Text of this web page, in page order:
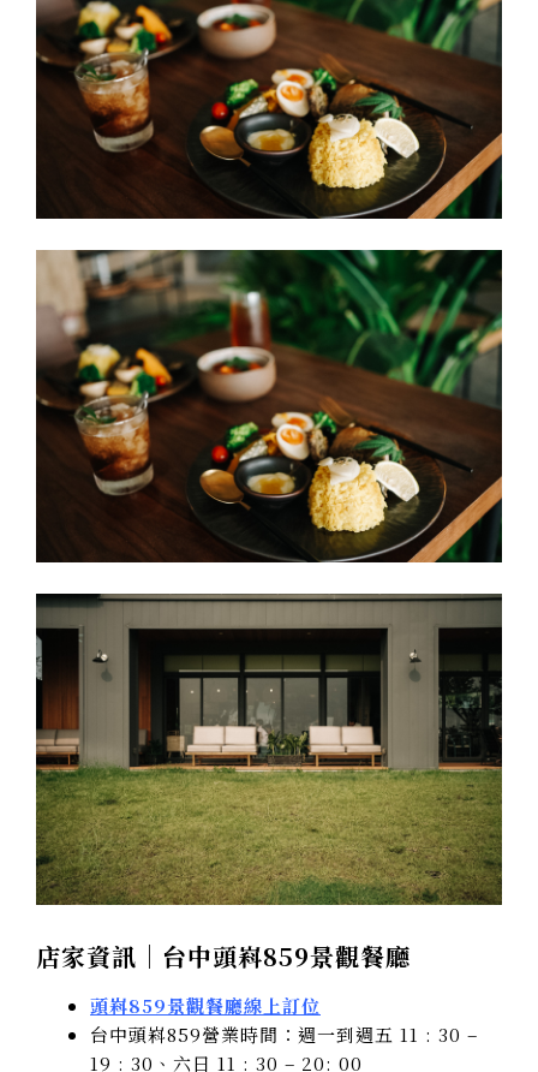
店家資訊｜台中頭嵙859景觀餐廳
頭嵙859景觀餐廳線上訂位
台中頭嵙859營業時間：週一到週五 11 : 30 –
19 : 30、六日 11 : 30 – 20: 00